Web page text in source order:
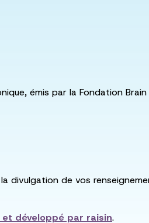
émis par la Fondation Brain
divulgation de vos
développé par raisin.